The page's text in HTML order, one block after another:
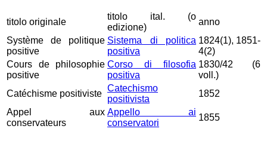
titolo originale
titolo ital. (o
edizione)
anno
Système de politique
positive
Sistema di politica
positiva
1824(1), 1851-
4(2)
Cours de philosophie
positive
Corso di filosofia
positiva
1830/42 (6
voll.)
Catéchisme positiviste
Catechismo
positivista
1852
Appel aux
conservateurs
Appello ai
conservatori
1855